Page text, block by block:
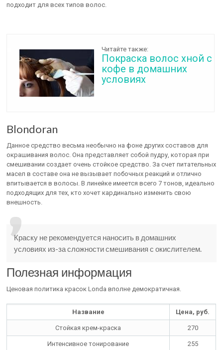
подходит для всех типов волос.
Читайте также:
Покраска волос хной с
кофе в домашних
условиях
Blondoran
Данное средство весьма необычно на фоне других составов для
окрашивания волос. Она представляет собой пудру, которая при
смешивании создает очень стойкое средство. За счет питательных
масел в составе она не вызывает побочных реакций и отлично
впитывается в волосы. В линейке имеется всего 7 тонов, идеально
подходящих для тех, кто хочет кардинально изменить свою
внешность.
Краску не рекомендуется наносить в домашних
условиях из-за сложности смешивания с окислителем.
Полезная информация
Ценовая политика красок Londa вполне демократичная.
Название Цена, руб.
Стойкая крем-краска 270
Интенсивное тонирование 255